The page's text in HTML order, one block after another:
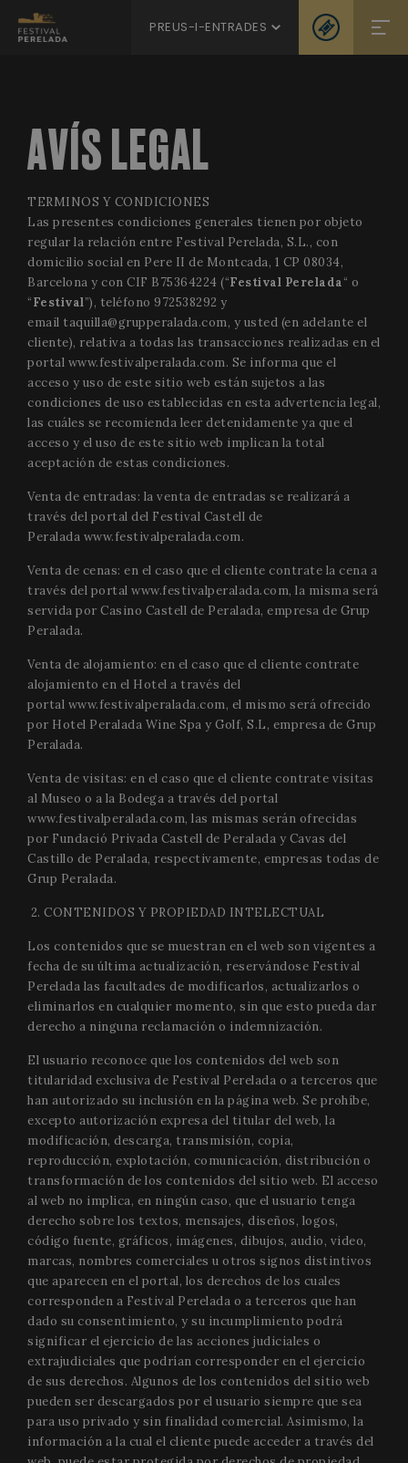
PREUS-I-ENTRADES
AVÍS LEGAL
TERMINOS Y CONDICIONES
Las presentes condiciones generales tienen por objeto
regular la relación entre Festival Perelada, S.L., con
domicilio social en Pere II de Montcada, 1 CP 08034,
Barcelona y con CIF B75364224 (“Festival Perelada“ o
“Festival”), teléfono 972538292 y
email taquilla@grupperalada.com, y usted (en adelante el
cliente), relativa a todas las transacciones realizadas en el
portal www.festivalperalada.com. Se informa que el
acceso y uso de este sitio web están sujetos a las
condiciones de uso establecidas en esta advertencia legal,
las cuáles se recomienda leer detenidamente ya que el
acceso y el uso de este sitio web implican la total
aceptación de estas condiciones.
Venta de entradas: la venta de entradas se realizará a
través del portal del Festival Castell de
Peralada www.festivalperalada.com.
Venta de cenas: en el caso que el cliente contrate la cena a
través del portal www.festivalperalada.com, la misma será
servida por Casino Castell de Peralada, empresa de Grup
Peralada.
Venta de alojamiento: en el caso que el cliente contrate
alojamiento en el Hotel a través del
portal www.festivalperalada.com, el mismo será ofrecido
por Hotel Peralada Wine Spa y Golf, S.L, empresa de Grup
Peralada.
Venta de visitas: en el caso que el cliente contrate visitas
al Museo o a la Bodega a través del portal
www.festivalperalada.com, las mismas serán ofrecidas
por Fundació Privada Castell de Peralada y Cavas del
Castillo de Peralada, respectivamente, empresas todas de
Grup Peralada.
2. CONTENIDOS Y PROPIEDAD INTELECTUAL
Los contenidos que se muestran en el web son vigentes a
fecha de su última actualización, reservándose Festival
Perelada las facultades de modificarlos, actualizarlos o
eliminarlos en cualquier momento, sin que esto pueda dar
derecho a ninguna reclamación o indemnización.
El usuario reconoce que los contenidos del web son
titularidad exclusiva de Festival Perelada o a terceros que
han autorizado su inclusión en la página web. Se prohíbe,
excepto autorización expresa del titular del web, la
modificación, descarga, transmisión, copia,
reproducción, explotación, comunicación, distribución o
transformación de los contenidos del sitio web. El acceso
al web no implica, en ningún caso, que el usuario tenga
derecho sobre los textos, mensajes, diseños, logos,
código fuente, gráficos, imágenes, dibujos, audio, video,
marcas, nombres comerciales u otros signos distintivos
que aparecen en el portal, los derechos de los cuales
corresponden a Festival Perelada o a terceros que han
dado su consentimiento, y su incumplimiento podrá
significar el ejercicio de las acciones judiciales o
extrajudiciales que podrían corresponder en el ejercicio
de sus derechos. Algunos de los contenidos del sitio web
pueden ser descargados por el usuario siempre que sea
para uso privado y sin finalidad comercial. Asimismo, la
información a la cual el cliente puede acceder a través del